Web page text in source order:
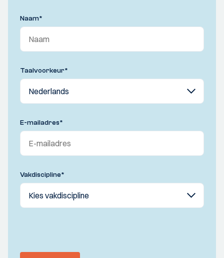
Naam*
Taalvoorkeur*
E-mailadres*
Vakdiscipline*